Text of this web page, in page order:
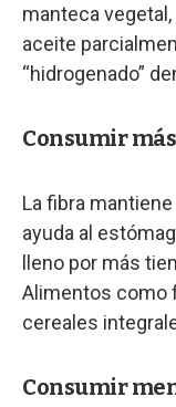
manteca
aceite
“hidrogenado”
Consumir
La fibra
ayuda al
lleno por más
Alimentos como
cereales
Consumir